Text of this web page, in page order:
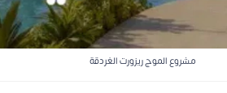
مشروع الموج ريزورت الغردقة